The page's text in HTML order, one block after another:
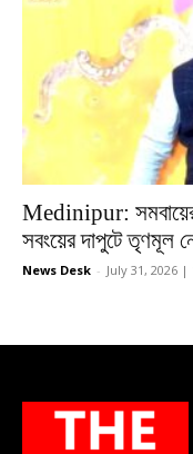
Medinipur: সমবায়ের
সবংয়ের দাপুটে তৃণমূল
News Desk - July 31, 2026 |